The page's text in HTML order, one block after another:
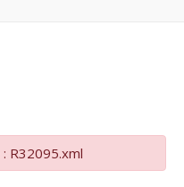
R32095.xml